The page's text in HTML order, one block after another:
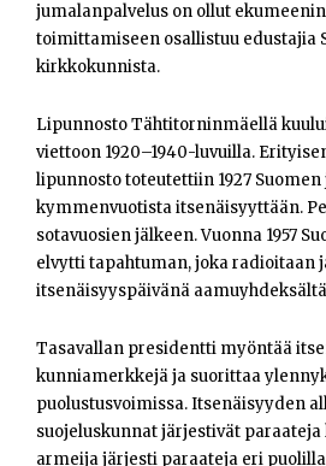
jumalanpalvelus on ollut
toimittamiseen osallistuu edustajia
kirkkokunnista.
Lipunnosto Tähtitorninmäellä
viettoon 1920–1940-luvuilla.
lipunnosto toteutettiin 1927 Suomen
kymmenvuotista itsenäisyyttään.
sotavuosien jälkeen. Vuonna 1957
elvytti tapahtuman, joka radioitaan
itsenäisyyspäivänä
Tasavallan presidentti myöntää
kunniamerkkejä ja suorittaa
puolustusvoimissa. Itsenäisyyden
suojeluskunnat järjestivät paraateja
armeija järjesti paraateja eri